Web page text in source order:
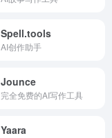
Spell.tools
AI创作助手
Jounce
完全免费的AI写作工具
Yaara